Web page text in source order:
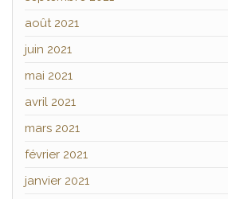
août 2021
juin 2021
mai 2021
avril 2021
mars 2021
février 2021
janvier 2021